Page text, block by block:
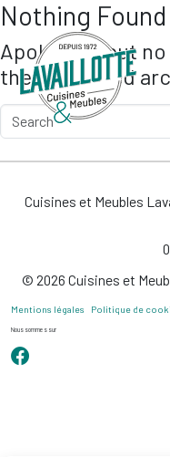
Skip to main content
Nothing Found
Apologies, but
the requested
Cuisines et Meubles
© 2026 Cuisines et
Mentions légales Politique de
Nous sommes sur